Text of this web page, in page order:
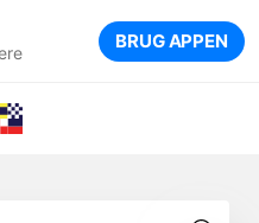
BRUG APPEN